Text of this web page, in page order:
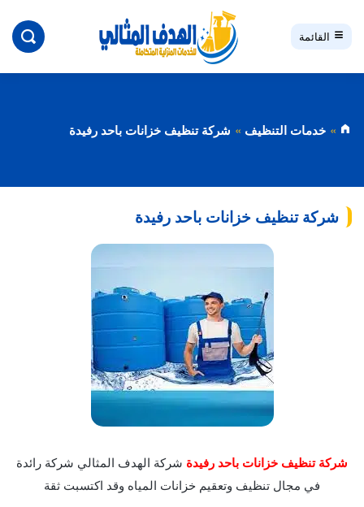
خدمات التنظيف شركة تنظيف خزانات باحد رفيدة
شركة تنظيف خزانات باحد رفيدة
شركة تنظيف خزانات باحد رفيدة شركة الهدف المثالي شركة رائدة
في مجال تنظيف وتعقيم خزانات المياه وقد اكتسبت ثقة